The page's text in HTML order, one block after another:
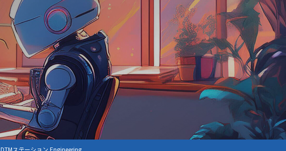
DTMステーション Engineering